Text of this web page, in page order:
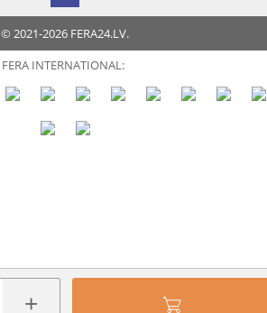
+
© 2021-2026 FERA24.LV.
FERA INTERNATIONAL: